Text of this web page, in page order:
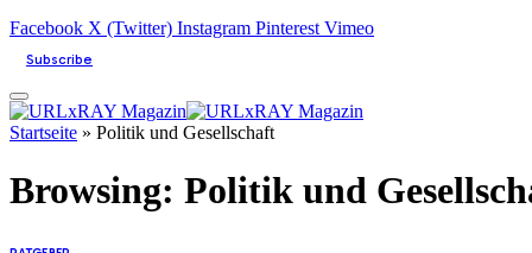
Facebook X (Twitter) Instagram Pinterest Vimeo
Subscribe
Startseite » Politik und Gesellschaft
Browsing: Politik und